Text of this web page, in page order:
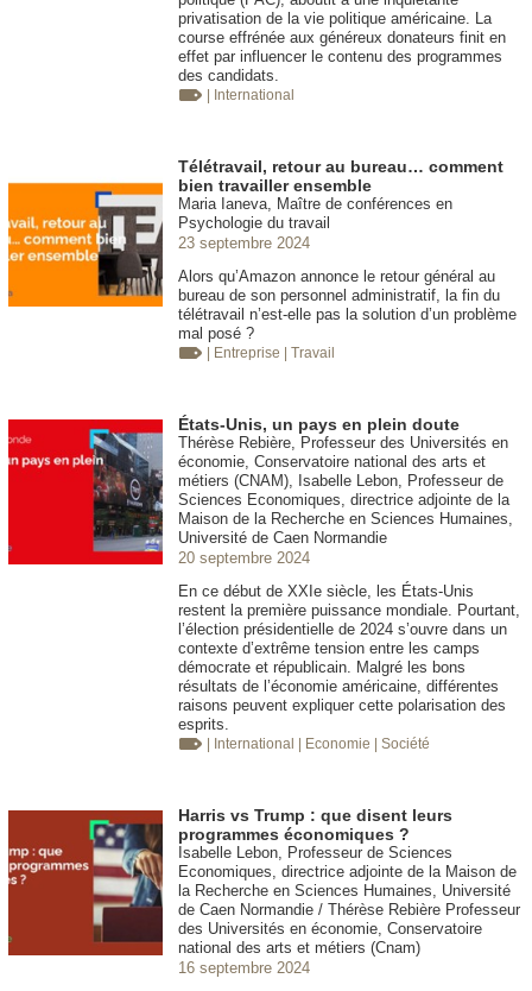
privatisation de la vie politique américaine. La
course effrénée aux généreux donateurs finit en
effet par influencer le contenu des programmes
des candidats.
| International
Télétravail, retour au bureau… comment
bien travailler ensemble
Maria Ianeva, Maître de conférences en
Psychologie du travail
23 septembre 2024
Alors qu’Amazon annonce le retour général au
bureau de son personnel administratif, la fin du
télétravail n’est-elle pas la solution d’un problème
mal posé ?
| Entreprise | Travail
États-Unis, un pays en plein doute
Thérèse Rebière, Professeur des Universités en
économie, Conservatoire national des arts et
métiers (CNAM), Isabelle Lebon, Professeur de
Sciences Economiques, directrice adjointe de la
Maison de la Recherche en Sciences Humaines,
Université de Caen Normandie
20 septembre 2024
En ce début de XXIe siècle, les États-Unis
restent la première puissance mondiale. Pourtant,
l’élection présidentielle de 2024 s’ouvre dans un
contexte d’extrême tension entre les camps
démocrate et républicain. Malgré les bons
résultats de l’économie américaine, différentes
raisons peuvent expliquer cette polarisation des
esprits.
| International | Economie | Société
Harris vs Trump : que disent leurs
programmes économiques ?
Isabelle Lebon, Professeur de Sciences
Economiques, directrice adjointe de la Maison de
la Recherche en Sciences Humaines, Université
de Caen Normandie / Thérèse Rebière Professeur
des Universités en économie, Conservatoire
national des arts et métiers (Cnam)
16 septembre 2024